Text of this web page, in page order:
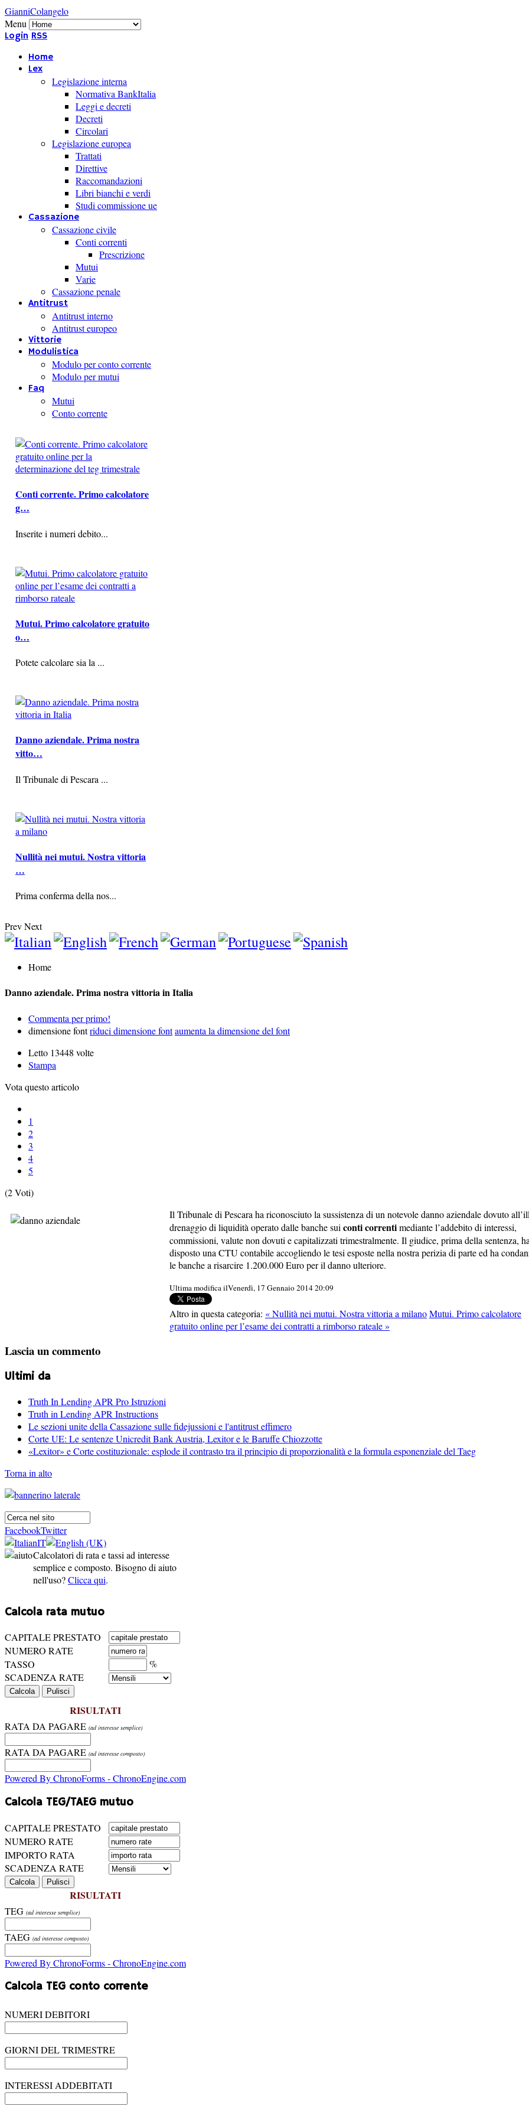
GianniColangelo
Menu
Login RSS
Home
Lex
Legislazione interna
Normativa BankItalia
Leggi e decreti
Decreti
Circolari
Legislazione europea
Trattati
Direttive
Raccomandazioni
Libri bianchi e verdi
Studi commissione ue
Cassazione
Cassazione civile
Conti correnti
Prescrizione
Mutui
Varie
Cassazione penale
Antitrust
Antitrust interno
Antitrust europeo
Vittorie
Modulistica
Modulo per conto corrente
Modulo per mutui
Faq
Mutui
Conto corrente
Conti corrente. Primo calcolatore
g…
Inserite i numeri debito...
Mutui. Primo calcolatore gratuito
o…
Potete calcolare sia la ...
Danno aziendale. Prima nostra
vitto…
Il Tribunale di Pescara ...
Nullità nei mutui. Nostra vittoria
…
Prima conferma della nos...
PrevNext
Home
Danno aziendale. Prima nostra vittoria in Italia
Commenta per primo!
dimensione fontriduci dimensione fontaumenta la dimensione del font
Letto 13448 volte
Stampa
Vota questo articolo
1
2
3
4
5
(2 Voti)
Il Tribunale di Pescara ha riconosciuto la sussistenza di un notevole danno aziendale dovuto
drenaggio di liquidità operato dalle banche sui conti correntimediante l’addebito di interessi,
commissioni, valute non dovuti e capitalizzati trimestralmente. Il giudice, prima della sentenza, ha
disposto una CTU contabile accogliendo le tesi esposte nella nostra perizia di parte ed ha
le banche a risarcire 1.200.000 Euro per il danno ulteriore.
Ultima modifica ilVenerdì, 17 Gennaio 2014 20:09
Altro in questa categoria: « Nullità nei mutui. Nostra vittoria a milanoMutui. Primo calcolatore
gratuito online per l’esame dei contratti a rimborso rateale »
Lascia un commento
Ultimi da
Truth In Lending APR Pro Istruzioni
Truth in Lending APR Instructions
Le sezioni unite della Cassazione sulle fidejussioni e l'antitrust effimero
Corte UE: Le sentenze Unicredit Bank Austria, Lexitor e le Baruffe Chiozzotte
«Lexitor» e Corte costituzionale: esplode il contrasto tra il principio di proporzionalità e la formula esponenziale del Taeg
Torna in alto
FacebookTwitter
Calcolatori di rata e tassi ad interesse
semplice e composto. Bisogno di aiuto
nell'uso?Clicca qui.
Calcola rata mutuo
CAPITALE PRESTATO
NUMERO RATE
TASSO
%
SCADENZA RATE
RISULTATI
RATA DA PAGARE (ad interesse semplice)
RATA DA PAGARE (ad interesse composto)
Powered By ChronoForms - ChronoEngine.com
Calcola TEG/TAEG mutuo
CAPITALE PRESTATO
NUMERO RATE
IMPORTO RATA
SCADENZA RATE
RISULTATI
TEG (ad interesse semplice)
TAEG (ad interesse composto)
Powered By ChronoForms - ChronoEngine.com
Calcola TEG conto corrente
NUMERI DEBITORI
GIORNI DEL TRIMESTRE
INTERESSI ADDEBITATI